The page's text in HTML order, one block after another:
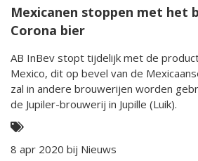
Mexicanen stoppen met het
Corona bier
AB InBev stopt tijdelijk met de
Mexico, dit op bevel van de
zal in andere brouwerijen worden
de Jupiler-brouwerij in Jupille (Luik).
8 apr 2020 bij Nieuws